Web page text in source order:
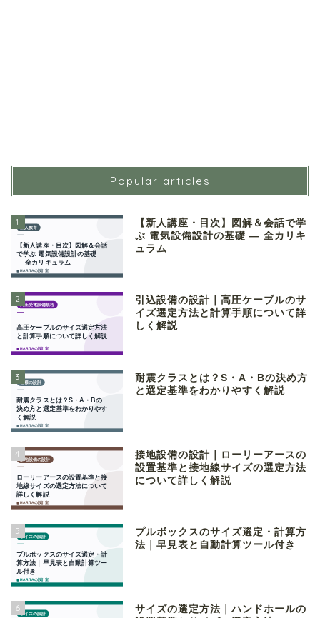
Popular articles
1
【新人講座・目次】図解＆会話で学
ぶ 電気設備設計の基礎 ― 全カリキ
ュラム
2
引込設備の設計｜高圧ケーブルのサ
イズ選定方法と計算手順について詳
しく解説
3
耐震クラスとは？S・A・Bの決め方
と選定基準をわかりやすく解説
4
接地設備の設計｜ローリーアースの
設置基準と接地線サイズの選定方法
について詳しく解説
5
プルボックスのサイズ選定・計算方
法｜早見表と自動計算ツール付き
6
サイズの選定方法｜ハンドホールの